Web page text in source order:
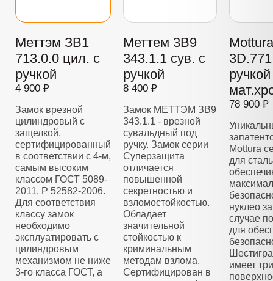
Меттэм ЗВ1
713.0.0 цил. с
ручкой
4 900 ₽
Замок врезной
цилиндровый с
защелкой,
сертифицированный
в соответствии с 4-м,
самым высоким
классом ГОСТ 5089-
2011, Р 52582-2006.
Для соответствия
классу замок
необходимо
эксплуатировать с
цилиндровым
механизмом не ниже
3-го класса ГОСТ, а
Меттем 3В9
343.1.1 сув. с
ручкой
8 400 ₽
Замок МЕТТЭМ ЗВ9
343.1.1 - врезной
сувальдный под
ручку. Замок серии
Суперзащита
отличается
повышенной
секретностью и
взломостойкостью.
Обладает
значительной
стойкостью к
криминальным
методам взлома.
Сертифицирован в
78 900 ₽
Mottura
для
нуклео
случае
для
имеет